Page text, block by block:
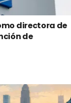
directora de
de